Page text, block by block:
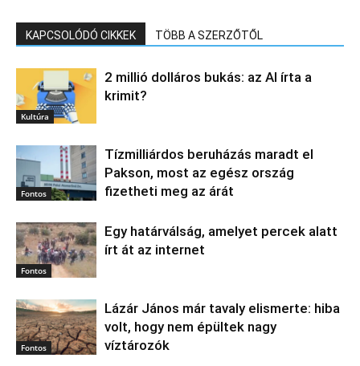
KAPCSOLÓDÓ CIKKEK TÖBB A SZERZŐTŐL
Kultúra
2 millió dolláros bukás: az AI írta a
krimit?
Fontos
Tízmilliárdos beruházás maradt el
Pakson, most az egész ország
fizetheti meg az árát
Fontos
Egy határválság, amelyet percek alatt
írt át az internet
Fontos
Lázár János már tavaly elismerte: hiba
volt, hogy nem épültek nagy
víztározók